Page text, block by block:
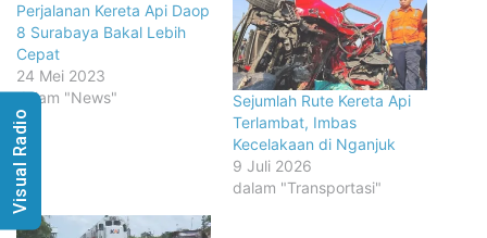
Perjalanan Kereta Api Daop
8 Surabaya Bakal Lebih
Cepat
24 Mei 2023
dalam "News"
Sejumlah Rute Kereta Api
Terlambat, Imbas
Kecelakaan di Nganjuk
9 Juli 2026
dalam "Transportasi"
Visual Radio